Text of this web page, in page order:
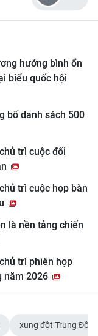
hướng bình ổn
biểu quốc hội
bố danh sách 500
trì cuộc đối
trì cuộc họp bàn
là nền tảng chiến
trì phiên họp
năm 2026
xung đột Trung Đông